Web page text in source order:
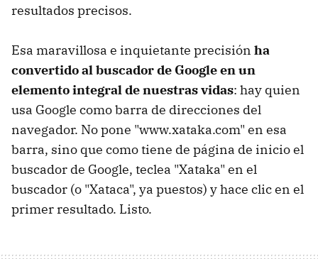
resultados precisos.
Esa maravillosa e inquietante precisión ha
convertido al buscador de Google en un
elemento integral de nuestras vidas: hay quien
usa Google como barra de direcciones del
navegador. No pone "www.xataka.com" en esa
barra, sino que como tiene de página de inicio el
buscador de Google, teclea "Xataka" en el
buscador (o "Xataca", ya puestos) y hace clic en el
primer resultado. Listo.